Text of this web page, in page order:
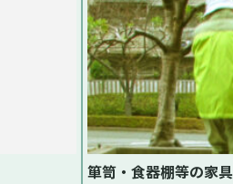
箪笥・食器棚等の家